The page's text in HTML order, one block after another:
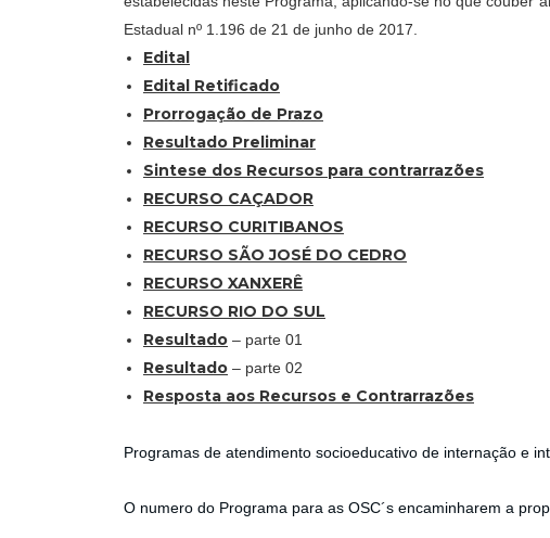
Estadual nº 1.196 de 21 de junho de 2017.
Edital
Edital Retificado
Prorrogação de Prazo
Resultado Preliminar
Sintese dos Recursos para contrarrazões
RECURSO CAÇADOR
RECURSO CURITIBANOS
RECURSO SÃO JOSÉ DO CEDRO
RECURSO XANXERÊ
RECURSO RIO DO SUL
Resultado – parte 01
Resultado – parte 02
Resposta aos Recursos e Contrarrazões
Programas de atendimento socioeducativo de internação e
O numero do Programa para as OSC´s encaminharem a